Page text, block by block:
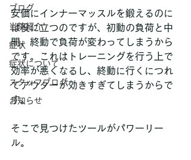
ブログ
当院紹介
症状
症状について
スタッフブログ
お知らせ
安価にインナーマッスルを鍛えるのに
は役に立つのですが、初動の負荷と中
間、終動で負荷が変わってしまうから
です。これはトレーニングを行う上で
効率が悪くなるし、終動に行くにつれ
てアウターが効きすぎてしまうからで
す。
そこで見つけたツールがパワーリー
ル。